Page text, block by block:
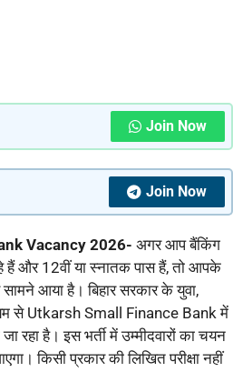
Join Now
Join Now
Vacancy 2026- अगर आप बैंकिंग
हैं और 12वीं या स्नातक पास हैं, तो आपके
आया है। बिहार सरकार के युवा,
से Utkarsh Small Finance Bank में
रहा है। इस भर्ती में उम्मीदवारों का चयन
किसी प्रकार की लिखित परीक्षा नहीं